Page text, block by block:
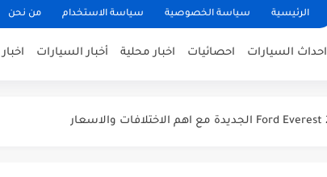
الرئيسية سياسة الخصوصية سياسة الاستخدام من نحن
احداث السيارات احصائيات اخبار محلية أخبار السيارات اخبار jooautomobile